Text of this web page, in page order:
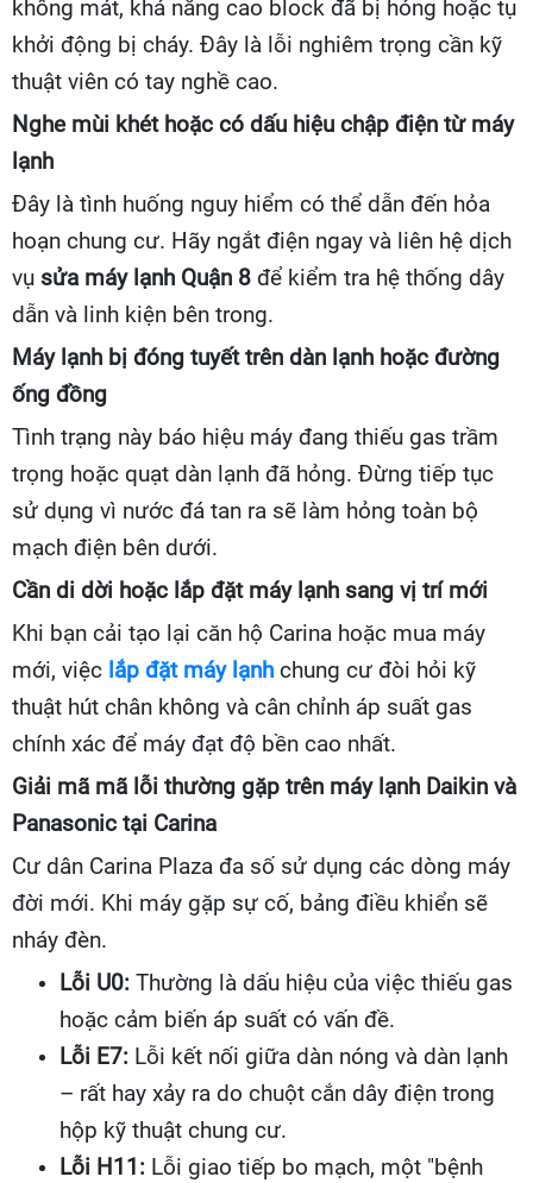
không mát, khả năng cao block đã bị hỏng hoặc tụ
khởi động bị cháy. Đây là lỗi nghiêm trọng cần kỹ
thuật viên có tay nghề cao.
Nghe mùi khét hoặc có dấu hiệu chập điện từ máy
lạnh
Đây là tình huống nguy hiểm có thể dẫn đến hỏa
hoạn chung cư. Hãy ngắt điện ngay và liên hệ dịch
vụ sửa máy lạnh Quận 8 để kiểm tra hệ thống dây
dẫn và linh kiện bên trong.
Máy lạnh bị đóng tuyết trên dàn lạnh hoặc đường
ống đồng
Tình trạng này báo hiệu máy đang thiếu gas trầm
trọng hoặc quạt dàn lạnh đã hỏng. Đừng tiếp tục
sử dụng vì nước đá tan ra sẽ làm hỏng toàn bộ
mạch điện bên dưới.
Cần di dời hoặc lắp đặt máy lạnh sang vị trí mới
Khi bạn cải tạo lại căn hộ Carina hoặc mua máy
mới, việc lắp đặt máy lạnh chung cư đòi hỏi kỹ
thuật hút chân không và cân chỉnh áp suất gas
chính xác để máy đạt độ bền cao nhất.
Giải mã mã lỗi thường gặp trên máy lạnh Daikin và
Panasonic tại Carina
Cư dân Carina Plaza đa số sử dụng các dòng máy
đời mới. Khi máy gặp sự cố, bảng điều khiển sẽ
nháy đèn.
Lỗi U0: Thường là dấu hiệu của việc thiếu gas
hoặc cảm biến áp suất có vấn đề.
Lỗi E7: Lỗi kết nối giữa dàn nóng và dàn lạnh
– rất hay xảy ra do chuột cắn dây điện trong
hộp kỹ thuật chung cư.
Lỗi H11: Lỗi giao tiếp bo mạch, một "bệnh